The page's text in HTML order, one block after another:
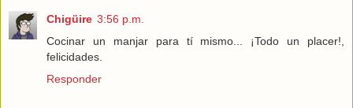
Chigüire 3:56 p.m.
Cocinar un manjar para tí mismo... ¡Todo un placer!,
felicidades.
Responder